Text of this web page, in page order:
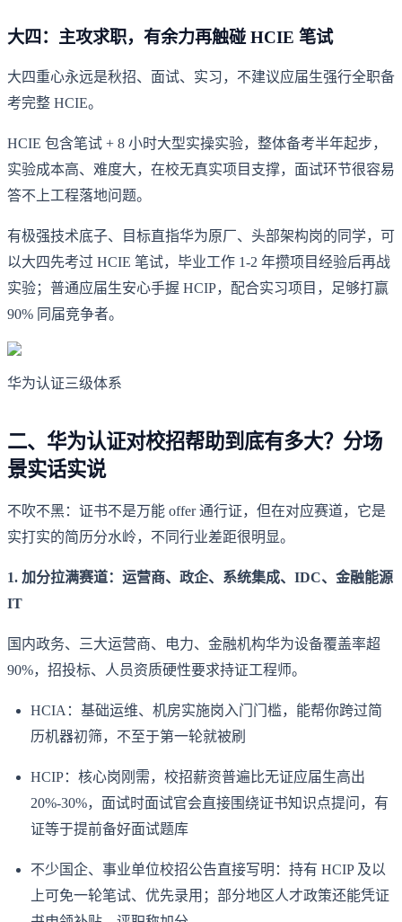
大四：主攻求职，有余力再触碰 HCIE 笔试
大四重心永远是秋招、面试、实习，不建议应届生强行全职备
考完整 HCIE。
HCIE 包含笔试 + 8 小时大型实操实验，整体备考半年起步，
实验成本高、难度大，在校无真实项目支撑，面试环节很容易
答不上工程落地问题。
有极强技术底子、目标直指华为原厂、头部架构岗的同学，可
以大四先考过 HCIE 笔试，毕业工作 1-2 年攒项目经验后再战
实验；普通应届生安心手握 HCIP，配合实习项目，足够打赢
90% 同届竞争者。
华为认证三级体系
二、华为认证对校招帮助到底有多大？分场
景实话实说
不吹不黑：证书不是万能 offer 通行证，但在对应赛道，它是
实打实的简历分水岭，不同行业差距很明显。
1. 加分拉满赛道：运营商、政企、系统集成、IDC、金融能源
IT
国内政务、三大运营商、电力、金融机构华为设备覆盖率超
90%，招投标、人员资质硬性要求持证工程师。
HCIA：基础运维、机房实施岗入门门槛，能帮你跨过简
历机器初筛，不至于第一轮就被刷
HCIP：核心岗刚需，校招薪资普遍比无证应届生高出
20%-30%，面试时面试官会直接围绕证书知识点提问，有
证等于提前备好面试题库
不少国企、事业单位校招公告直接写明：持有 HCIP 及以
上可免一轮笔试、优先录用；部分地区人才政策还能凭证